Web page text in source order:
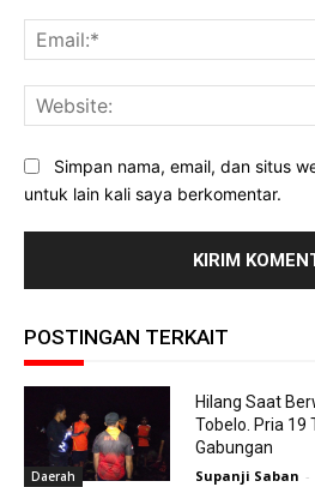
Simpan nama, email, dan situs
untuk lain kali saya berkomentar.
POSTINGAN TERKAIT
Daerah
Hilang Saat
Tobelo. Pria 19
Gabungan
Supanji Saban -